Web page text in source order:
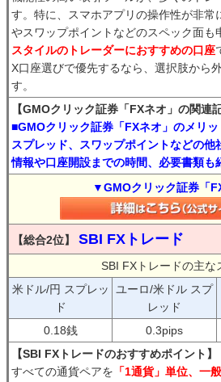
す。特に、スマホアプリの操作性が非常
やスワップポイントなどのスペック面も
スタイルのトレーダーにおすすめの口座
X口座選びで優先するなら、選択肢から
す。
【GMOクリック証券「FXネオ」の関連記
■GMOクリック証券「FXネオ」のメリッ
スプレッド、スワップポイントなどの
情報や口座開設までの時間、必要書類も
▼GMOクリック証券「
【総合2位】 SBI FXトレード
SBI FXトレードの主な
米ドル/円 スプレッ
ド
ユーロ/米ドル スプ
レッド
0.18銭 0.3pips
【SBI FXトレードのおすすめポイント】
すべての通貨ペアを 「1通貨」単位、一